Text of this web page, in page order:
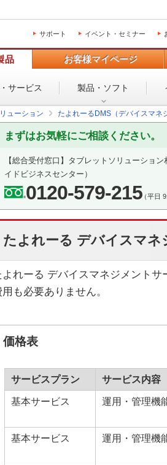
サポート イベント・セミナー
品 お客様マイページ
サービス 製品・ソフト
ューション たよれーるDMS（デバイスマネ
まずはお気軽にご相談ください。
【総合受付窓口】 タブレットソリューション
イドビジネスセンター）
0120-579-215（平日
たよれーる デバイスマ
よれーる デバイスマネジメント
用も必要ありません。
価格表
サービスプラン サービス内容
基本サービス 運用・管理機
基本サービス
運用・管理機